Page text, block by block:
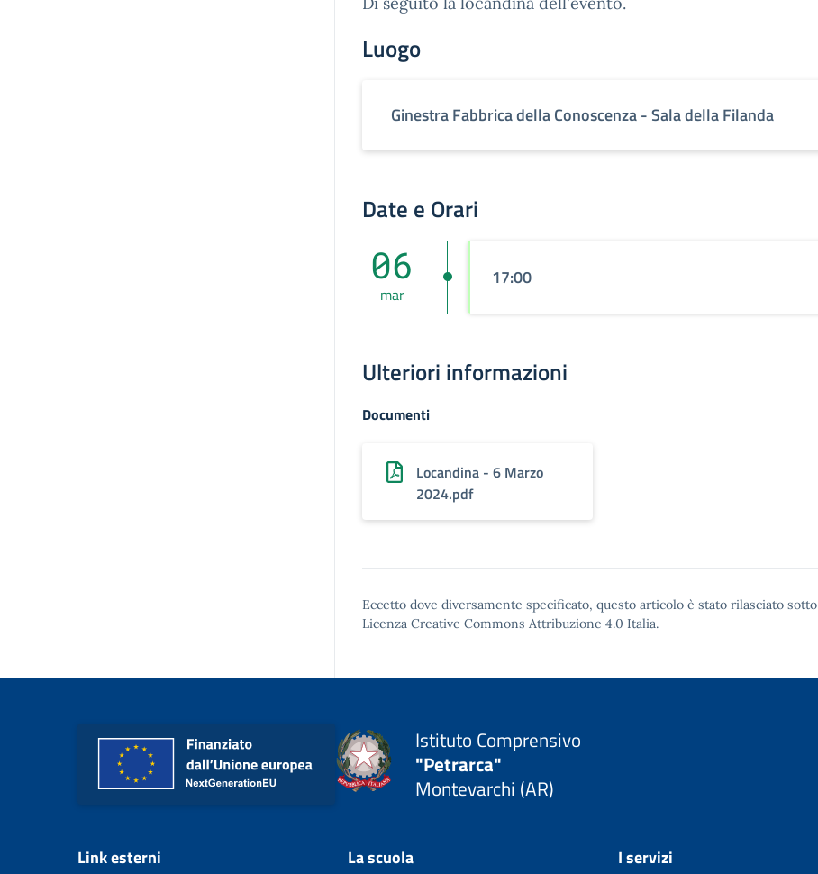
Luogo
Ginestra Fabbrica della Conoscenza - Sala della Filanda
Date e Orari
06
mar
17:00
Ulteriori informazioni
Documenti
Locandina - 6 Marzo
2024.pdf
Eccetto dove diversamente specificato, questo articolo è stato rilasciato sotto
Licenza Creative Commons Attribuzione 4.0 Italia.
Istituto Comprensivo
"Petrarca"
Montevarchi (AR)
Link esterni La scuola I servizi